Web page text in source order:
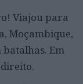
Viajou para
Moçambique,
batalhas. Em